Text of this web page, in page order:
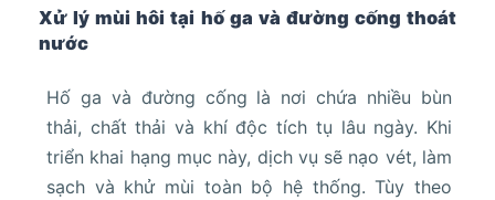
Xử lý mùi hôi tại hố ga và đường cống thoát
nước
Hố ga và đường cống là nơi chứa nhiều bùn
thải, chất thải và khí độc tích tụ lâu ngày. Khi
triển khai hạng mục này, dịch vụ sẽ nạo vét, làm
sạch và khử mùi toàn bộ hệ thống. Tùy theo